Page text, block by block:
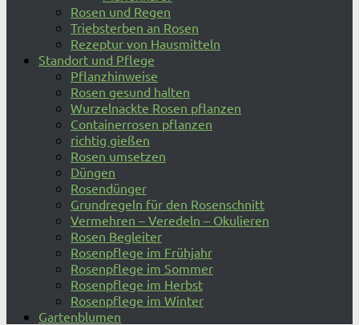
Rosen und Regen
Triebsterben an Rosen
Rezeptur von Hausmitteln
Standort und Pflege
Pflanzhinweise
Rosen gesund halten
Wurzelnackte Rosen pflanzen
Containerrosen pflanzen
richtig gießen
Rosen umsetzen
Düngen
Rosendünger
Grundregeln für den Rosenschnitt
Vermehren – Veredeln – Okulieren
Rosen Begleiter
Rosenpflege im Frühjahr
Rosenpflege im Sommer
Rosenpflege im Herbst
Rosenpflege im Winter
Gartenblumen